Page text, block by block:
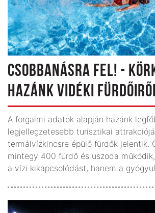
CSOBBANÁSRA FEL! -
HAZÁNK VIDÉKI
A forgalmi adatok alapján hazánk
legjellegzetesebb turisztikai
termálvízkincsre épülő fürdők jelentik.
mintegy 400 fürdő és uszoda
a vízi kikapcsolódást, hanem a